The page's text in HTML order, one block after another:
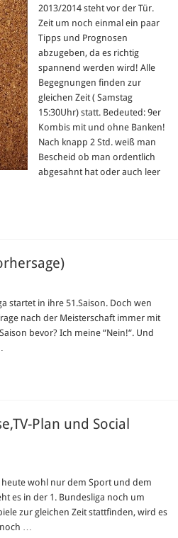
2013/2014 steht vor der Tür.
Zeit um noch einmal ein paar
Tipps und Prognosen
abzugeben, da es richtig
spannend werden wird! Alle
Begegnungen finden zur
gleichen Zeit ( Samstag
15:30Uhr) statt. Bedeuted: 9er
Kombis mit und ohne Banken!
Nach knapp 2 Std. weiß man
Bescheid ob man ordentlich
abgesahnt hat oder auch leer
startet in ihre 51.Saison. Doch wen
nach der Meisterschaft immer mit
bevor? Ich meine “Nein!“. Und
Plan und Social
heute wohl nur dem Sport und dem
es in der 1. Bundesliga noch um
zur gleichen Zeit stattfinden, wird es
noch …